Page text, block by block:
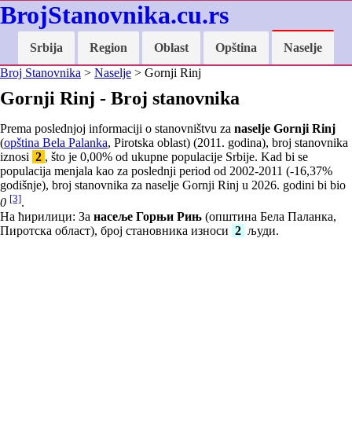
BrojStanovnika.cu.rs
Srbija Region Oblast Opština
Naselje
Broj Stanovnika > Naselje > Gornji Rinj
Gornji Rinj - Broj stanovnika
Prema poslednjoj informaciji o stanovništvu za naselje Gornji Rinj
(opština Bela Palanka, Pirotska oblast) (2011. godina), broj stanovnika
iznosi 2 , što je 0,00% od ukupne populacije Srbije. Kad bi se
populacija menjala kao za poslednji period od 2002-2011 (-16,37%
godišnje), broj stanovnika za naselje Gornji Rinj u 2026. godini bi bio
0 [3].
На ћирилици: За насеље Горњи Рињ (општина Бела Паланка,
Пиротска област), број становника износи 2 људи.